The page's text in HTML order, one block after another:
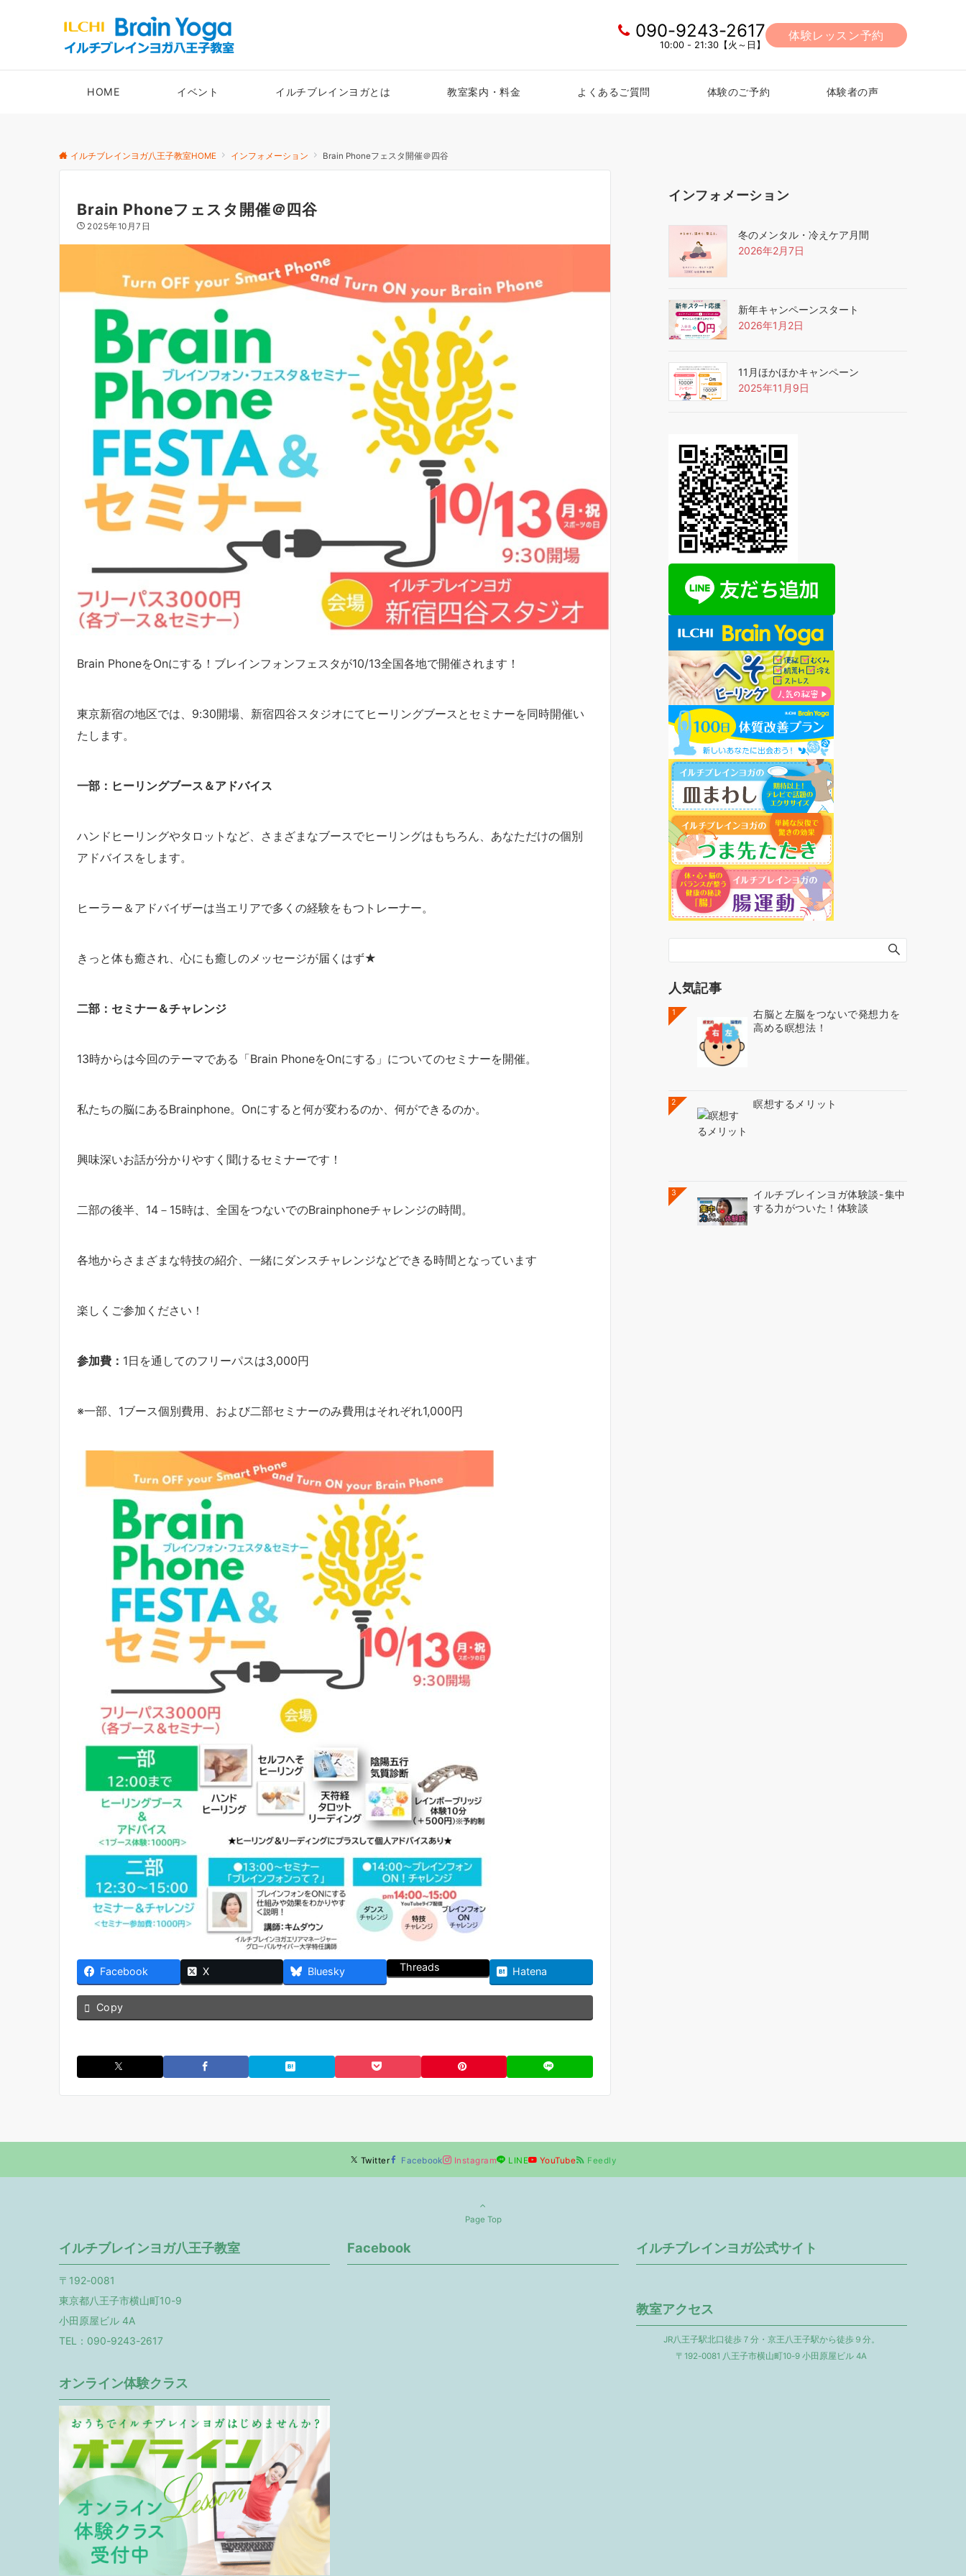
090-9243-2617
10:00 - 21:30【火～日】
体験レッスン予約
HOME イベント イルチブレインヨガとは 教室案内・料金 よくあるご質問 体験のご予約 体験者の声
イルチブレインヨガ八王子教室HOME インフォメーション Brain Phoneフェスタ開催＠四谷
Brain Phoneフェスタ開催＠四谷
2025年10月7日
Brain PhoneをOnにする！ブレインフォンフェスタが10/13全国各地で開催されます！
東京新宿の地区では、9:30開場、新宿四谷スタジオにてヒーリングブースとセミナーを同時開催い
たします。
一部：ヒーリングブース＆アドバイス
ハンドヒーリングやタロットなど、さまざまなブースでヒーリングはもちろん、あなただけの個別
アドバイスをします。
ヒーラー＆アドバイザーは当エリアで多くの経験をもつトレーナー。
きっと体も癒され、心にも癒しのメッセージが届くはず★
二部：セミナー＆チャレンジ
13時からは今回のテーマである「Brain PhoneをOnにする」についてのセミナーを開催。
私たちの脳にあるBrainphone。Onにすると何が変わるのか、何ができるのか。
興味深いお話が分かりやすく聞けるセミナーです！
二部の後半、14－15時は、全国をつないでのBrainphoneチャレンジの時間。
各地からさまざまな特技の紹介、一緒にダンスチャレンジなどできる時間となっています
楽しくご参加ください！
参加費： 1日を通してのフリーパスは3,000円
※一部、1ブース個別費用、および二部セミナーのみ費用はそれぞれ1,000円
Facebook X Bluesky Threads Hatena
Copy
インフォメーション
冬のメンタル・冷えケア月間
2026年2月7日
新年キャンペーンスタート
2026年1月2日
11月ほかほかキャンペーン
2025年11月9日
人気記事
1
右脳と左脳をつないで発想力を
高める瞑想法！
2 瞑想するメリット
3
イルチブレインヨガ体験談-集中
する力がついた！体験談
Twitter Facebook Instagram LINE YouTube Feedly
Page Top
イルチブレインヨガ八王子教室
〒192-0081
東京都八王子市横山町10-9
小田原屋ビル 4A
TEL：090-9243-2617
オンライン体験クラス
Facebook イルチブレインヨガ公式サイト
教室アクセス
JR八王子駅北口徒歩７分・京王八王子駅から徒歩９分。
〒192-0081 八王子市横山町10-9 小田原屋ビル 4A